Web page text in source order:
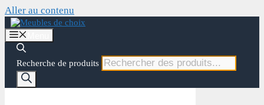
Aller au contenu
Recherche de produits